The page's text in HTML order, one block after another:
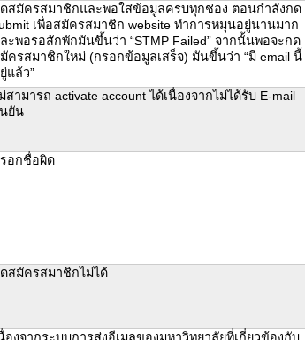
สมัครสมาชิกและพอใส่ข้อมูลครบทุกช่อง ตอนกำลังกด
เพื่อสมัครสมาชิก website ทำการหมุนอยู่นานมาก
ะพอรอสักพักมันขึ้นว่า “STMP Failed” จากนั้นพอจะกด
ครสมาชิกใหม่ (กรอกข้อมูลเสร็จ) มันขึ้นว่า “มี email นี้
แล้ว”
สามารถ activate account ได้เนื่องจากไม่ได้รับ E-mail
ยัน
อกชื่อผิด
สมัครสมาชิกไม่ได้
องจากระบบการส่งอีเมลของมหาวิทยาลัยที่เกี่ยวข้องกับ